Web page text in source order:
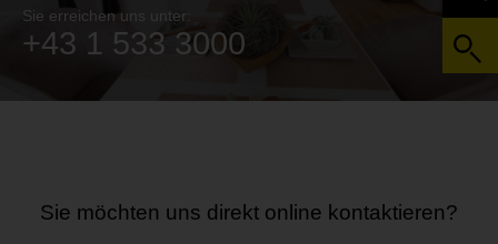
Sie erreichen uns unter:
+43 1 533 3000
Sie möchten uns direkt online kontaktieren?